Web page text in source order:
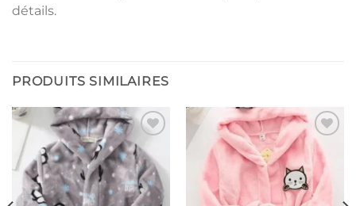
détails.
PRODUITS SIMILAIRES
Ajouter
à la liste
de
souhaits
Ajouter
à la liste
souhaits